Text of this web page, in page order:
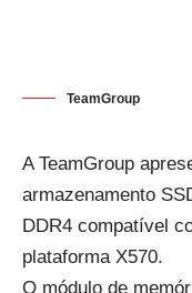
TeamGroup
A TeamGroup
armazenamento
DDR4 compatível
plataforma X570.
O módulo de